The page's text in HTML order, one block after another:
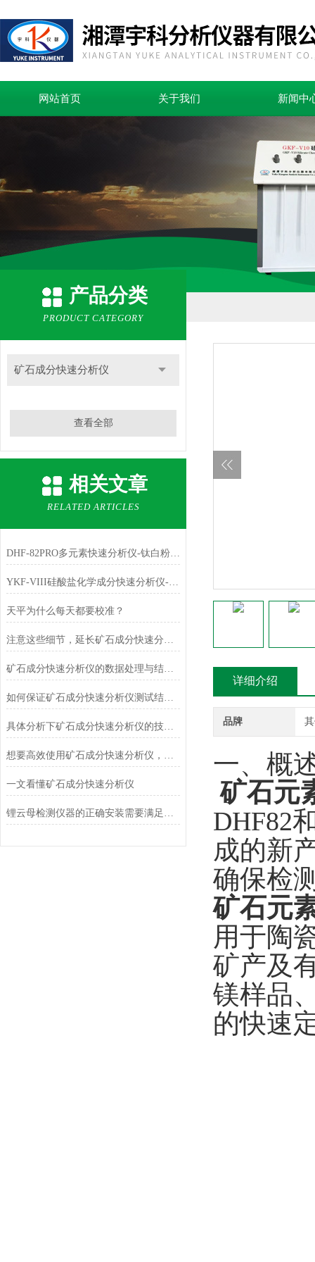
网站首页 关于我们 新闻中
产品分类
PRODUCT CATEGORY
矿石成分快速分析仪
查看全部
相关文章
RELATED ARTICLES
DHF-82PRO多元素快速分析仪-钛白粉、金红石中主成份TiO2的测定
YKF-VIII硅酸盐化学成分快速分析仪-铁红中主成份Fe2O3的测定
天平为什么每天都要校准？
注意这些细节，延长矿石成分快速分析仪使用寿命
矿石成分快速分析仪的数据处理与结果解释技巧
如何保证矿石成分快速分析仪测试结果的准确性和可靠性？
具体分析下矿石成分快速分析仪的技术原理
想要高效使用矿石成分快速分析仪，来看看这些！
一文看懂矿石成分快速分析仪
锂云母检测仪器的正确安装需要满足哪些环境要求？
详细介绍
品牌
一、概
矿石元
DHF82
成的新
确保检
矿石元
用于陶
矿产及
镁样品
的快速